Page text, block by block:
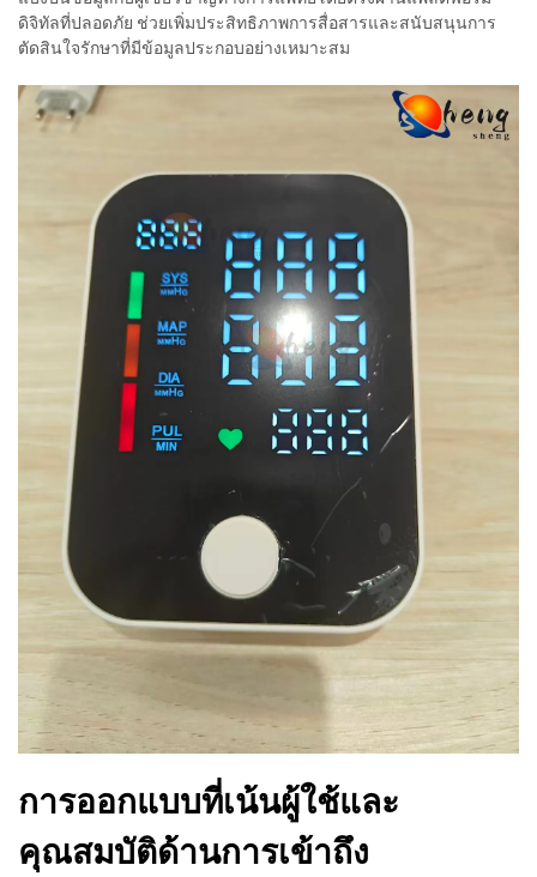
ดิจิทัลที่ปลอดภัย ช่วยเพิ่มประสิทธิภาพการสื่อสารและสนับสนุนการ
ตัดสินใจรักษาที่มีข้อมูลประกอบอย่างเหมาะสม
การออกแบบที่เน้นผู้ใช้และ
คุณสมบัติด้านการเข้าถึง